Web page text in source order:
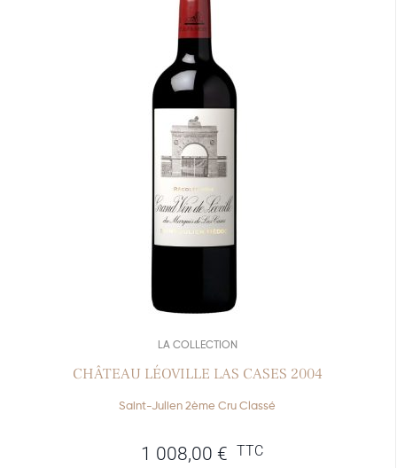
LA COLLECTION
CHÂTEAU LÉOVILLE LAS CASES 2004
Saint-Julien 2ème Cru Classé
1 008,00 € TTC